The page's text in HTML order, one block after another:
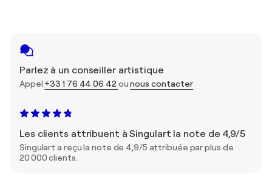
Parlez à un conseiller artistique
Appel +33 1 76 44 06 42 ounous contacter
Les clients attribuent à Singulart la note de 4,9/5
Singulart a reçu la note de 4,9/5 attribuée par plus de
20 000 clients.